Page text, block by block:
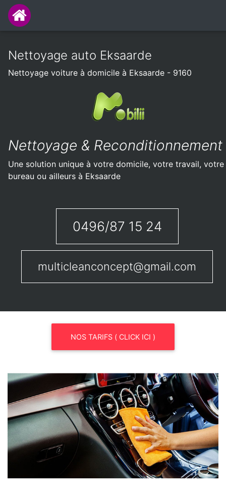
Nettoyage auto Eksaarde
Nettoyage voiture à domicile à Eksaarde - 9160
Nettoyage & Reconditionnement
Une solution unique à votre domicile, votre travail, votre
bureau ou ailleurs à Eksaarde
0496/87 15 24
multicleanconcept@gmail.com
NOS TARIFS ( CLICK ICI )